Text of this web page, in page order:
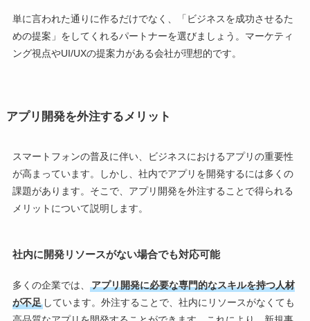
単に言われた通りに作るだけでなく、「ビジネスを成功させるた
めの提案」をしてくれるパートナーを選びましょう。マーケティ
ング視点やUI/UXの提案力がある会社が理想的です。
アプリ開発を外注するメリット
スマートフォンの普及に伴い、ビジネスにおけるアプリの重要性
が高まっています。しかし、社内でアプリを開発するには多くの
課題があります。そこで、アプリ開発を外注することで得られる
メリットについて説明します。
社内に開発リソースがない場合でも対応可能
多くの企業では、
アプリ開発に必要な専門的なスキルを持つ人材
が不足しています。外注することで、社内にリソースがなくても